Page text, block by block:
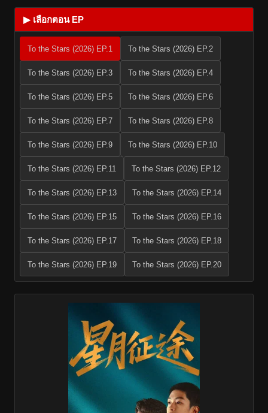
▶ เลือกตอน EP
To the Stars (2026) EP.1 To the Stars (2026) EP.2
To the Stars (2026) EP.3 To the Stars (2026) EP.4
To the Stars (2026) EP.5 To the Stars (2026) EP.6
To the Stars (2026) EP.7 To the Stars (2026) EP.8
To the Stars (2026) EP.9 To the Stars (2026) EP.10
To the Stars (2026) EP.11 To the Stars (2026) EP.12
To the Stars (2026) EP.13 To the Stars (2026) EP.14
To the Stars (2026) EP.15 To the Stars (2026) EP.16
To the Stars (2026) EP.17 To the Stars (2026) EP.18
To the Stars (2026) EP.19 To the Stars (2026) EP.20